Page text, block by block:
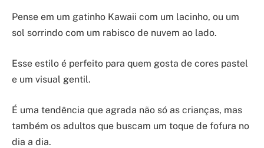
Pense em um gatinho Kawaii com um lacinho, ou um
sol sorrindo com um rabisco de nuvem ao lado.
Esse estilo é perfeito para quem gosta de cores pastel
e um visual gentil.
É uma tendência que agrada não só as crianças, mas
também os adultos que buscam um toque de fofura no
dia a dia.